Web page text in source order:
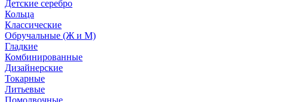
Детские серебро
Кольца
Классические
Обручальные (Ж и М)
Гладкие
Комбинированные
Дизайнерские
Токарные
Литьевые
Помолвочные